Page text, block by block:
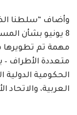
وأضاف “سلطنا
8 يونيو بشأن
مهمة تم
متعددة الأطراف –
الحكومية الدولية
العربية، والاتحاد